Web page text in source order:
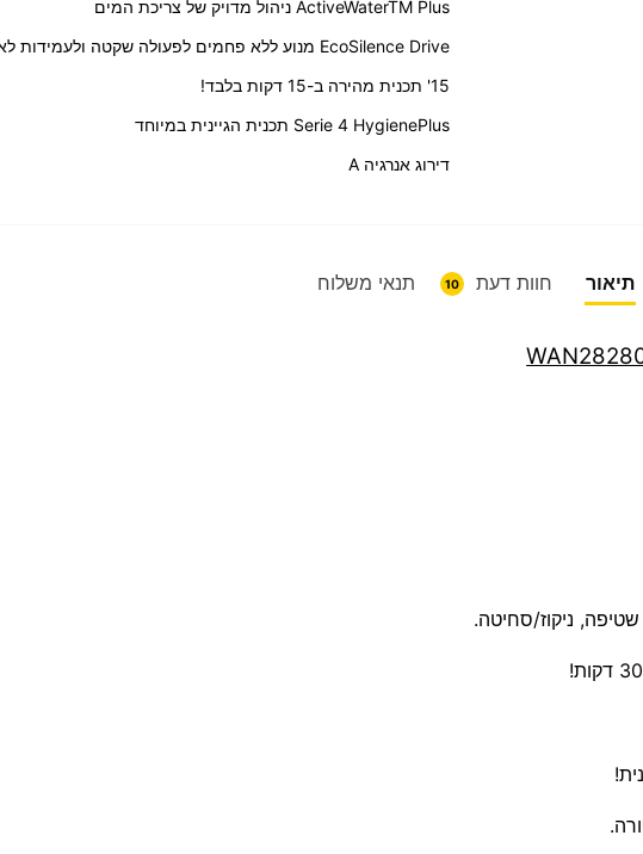
ActiveWaterTM Plus ניהול מדויק של צריכת המים
EcoSilence Drive מנוע ללא פחמים לפעולה שקטה ולעמידות לאורך שנים SuperQuick .
15' תכנית מהירה ב-15 דקות בלבד!
Serie 4 HygienePlus תכנית הגיינית במיוחד
דירוג אנרגיה A
תיאור חוות דעת 10 תנאי משלוח